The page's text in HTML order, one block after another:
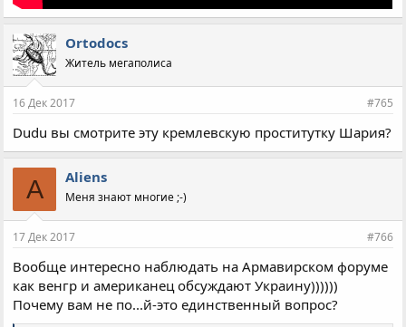
Ortodocs
Житель мегаполиса
16 Дек 2017 #765
Dudu вы смотрите эту кремлевскую проститутку Шария?
A Aliens
Меня знают многие ;-)
17 Дек 2017 #766
Вообще интересно наблюдать на Армавирском форуме
как венгр и американец обсуждают Украину))))))
Почему вам не по...й-это единственный вопрос?